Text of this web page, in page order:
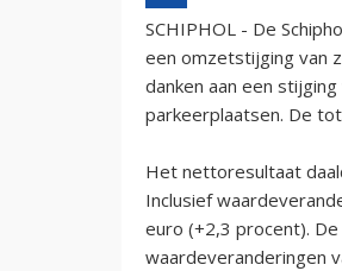
SCHIPHOL - De
een omzetstijging van
danken aan een
parkeerplaatsen. De
Het nettoresultaat
Inclusief
euro (+2,3 procent).
waardeveranderingen